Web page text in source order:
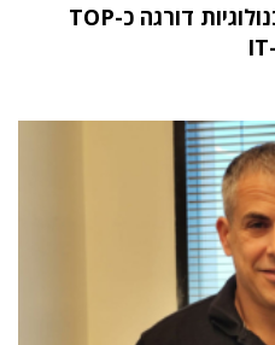
מחקר STKI השנתי: וואן טכנולוגיות דורגה כ-TOP